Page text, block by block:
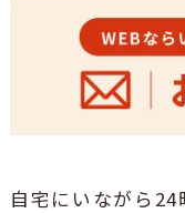
自宅にいながら